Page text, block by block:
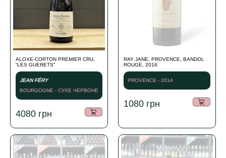
ALOXE-CORTON PREMIER CRU,
“LES GUERETS”
JEAN FÉRY
BOURGOGNE - СУХЕ ЧЕРВОНЕ
- 2023
4080 грн
RAY JANE, PROVENCE, BANDOL
ROUGE, 2016
PROVENCE - 2014
1080 грн